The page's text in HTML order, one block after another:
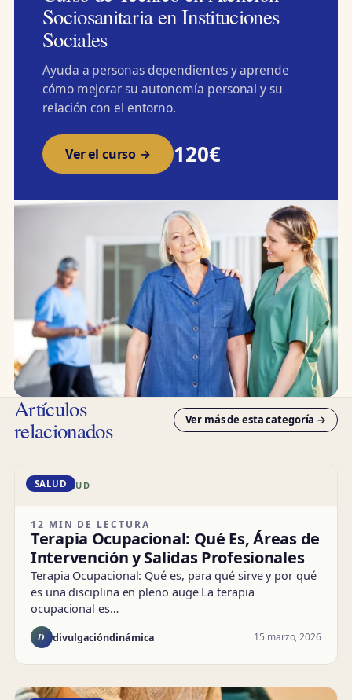
Sociosanitaria en Instituciones
Sociales
Ayuda a personas dependientes y aprende
cómo mejorar su autonomía personal y su
relación con el entorno.
Ver el curso → 120€
Artículos
relacionados Ver más de esta categoría →
DD · SALUD
SALUD
12 MIN DE LECTURA
Terapia Ocupacional: Qué Es, Áreas de
Intervención y Salidas Profesionales
Terapia Ocupacional: Qué es, para qué sirve y por qué
es una disciplina en pleno auge La terapia
ocupacional es…
D divulgacióndinámica 15 marzo, 2026